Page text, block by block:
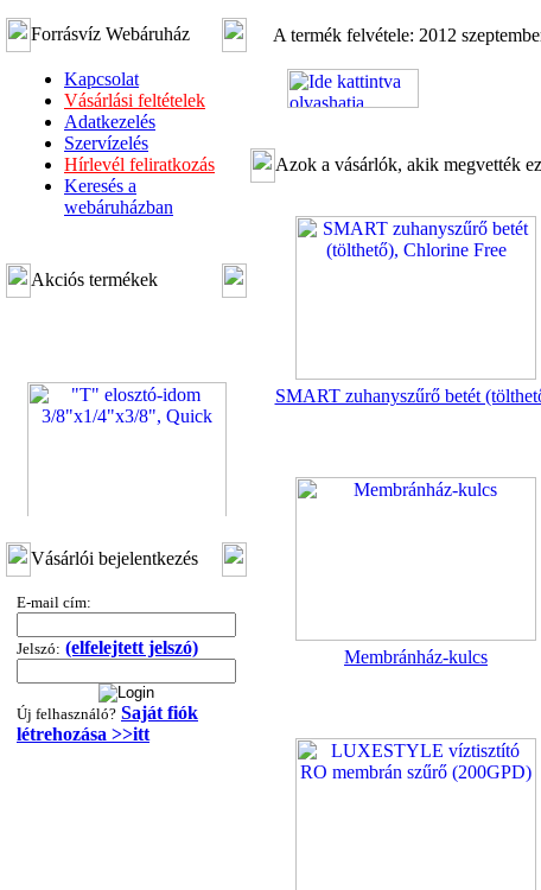
Forrásvíz Webáruház
Kapcsolat
Vásárlási feltételek
Adatkezelés
Szervízelés
Hírlevél feliratkozás
Keresés a
webáruházban
Akciós termékek
3/8"x1/4"x3/8", Quick
---------
Vásárlói bejelentkezés
E-mail cím:
Jelszó: (elfelejtett jelszó)
Új felhasználó? Saját fiók
létrehozása >>itt
A termék felvétele: 2012
Azok a vásárlók, akik megvették
SMART zuhanyszűrő betét
Membránház-kulcs